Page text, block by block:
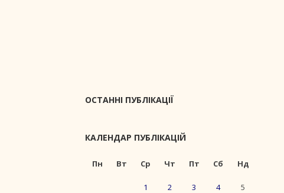
ОСТАННІ ПУБЛІКАЦІЇ
КАЛЕНДАР ПУБЛІКАЦІЙ
Пн Вт Ср Чт Пт Сб Нд
1 2 3 4 5